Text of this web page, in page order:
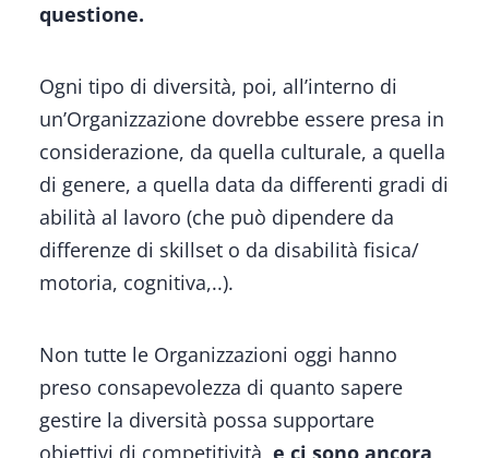
questione.
Ogni tipo di diversità, poi, all’interno di
un’Organizzazione dovrebbe essere presa in
considerazione, da quella culturale, a quella
di genere, a quella data da differenti gradi di
abilità al lavoro (che può dipendere da
differenze di skillset o da disabilità fisica/
motoria, cognitiva,..).
Non tutte le Organizzazioni oggi hanno
preso consapevolezza di quanto sapere
gestire la diversità possa supportare
obiettivi di competitività, e ci sono ancora